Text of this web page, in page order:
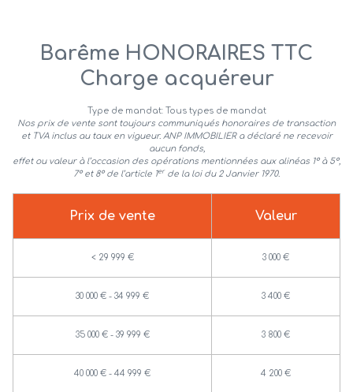
mail
contact
Barême HONORAIRES TTC
Charge acquéreur
Type de mandat:
Tous types de mandat
Nos prix de vente sont toujours communiqués honoraires de transaction
et TVA inclus au taux en vigueur. ANP IMMOBILIER a déclaré ne recevoir
aucun fonds,
effet ou valeur à l’occasion des opérations mentionnées aux alinéas 1° à 5°,
7° et 8° de l’article 1er de la loi du 2 Janvier 1970.
Prix de vente Valeur
<29 999 € 3 000 €
30 000 € - 34 999 € 3 400 €
35 000 € - 39 999 € 3 800 €
40 000 € - 44 999 € 4 200 €